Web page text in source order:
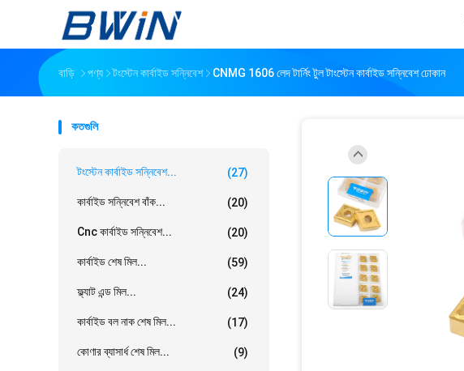
বাড়ি পণ্য টংস্টেন কার্বাইড সন্নিবেশ CNMG 1606 লেদ টার্নিং টুল টাংস্টেন কার্বাইড সন্নিবেশ ঢোকান
কতগুলি
টংস্টেন কার্বাইড সন্নিবেশ... (27)
কার্বাইড সন্নিবেশ বাঁক... (20)
Cnc কার্বাইড সন্নিবেশ... (20)
কার্বাইড শেষ মিল... (59)
ফ্ল্যাট এন্ড মিল... (24)
কার্বাইড বল নাক শেষ মিল... (17)
কোণার ব্যাসার্ধ শেষ মিল... (9)